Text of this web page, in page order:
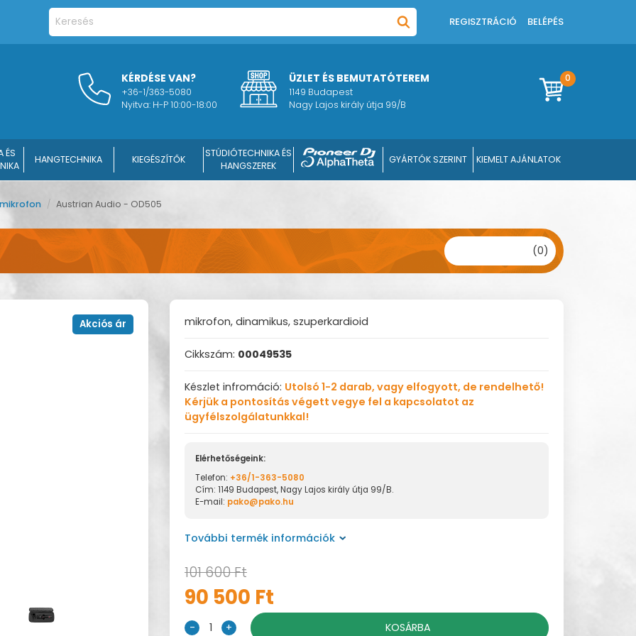
REGISZTRÁCIÓ BELÉPÉS
KÉRDÉSE VAN?
+36-1/363-5080
Nyitva: H-P 10:00-18:00
ÜZLET ÉS BEMUTATÓTEREM
1149 Budapest
Nagy Lajos király útja 99/B
0
ÉS
HANGTECHNIKA KIEGÉSZÍTŐK
STÚDIÓTECHNIKA ÉS
HANGSZEREK
GYÁRTÓK SZERINT KIEMELT AJÁNLATOK
/ Austrian Audio - OD505
(0)
Akciós ár mikrofon, dinamikus, szuperkardioid
Cikkszám: 00049535
Készlet infromáció: Utolsó 1-2 darab, vagy elfogyott, de rendelhető!
Kérjük a pontosítás végett vegye fel a kapcsolatot az
ügyfélszolgálatunkkal!
Elérhetőségeink:
Telefon: +36/1-363-5080
Cím: 1149 Budapest, Nagy Lajos király útja 99/B.
E-mail: pako@pako.hu
További termék információk
101 600 Ft
90 500 Ft
- 1 + KOSÁRBA